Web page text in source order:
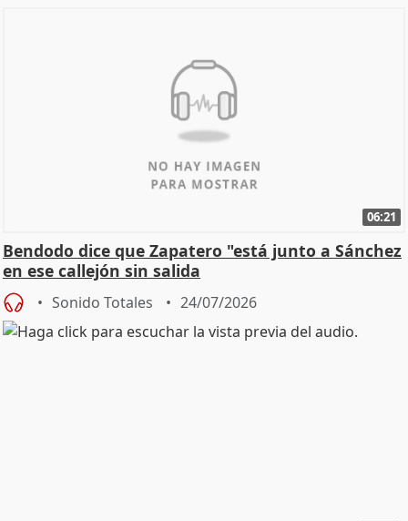
06:21
Bendodo dice que Zapatero "está junto a Sánchez
en ese callejón sin salida
Sonido Totales 24/07/2026